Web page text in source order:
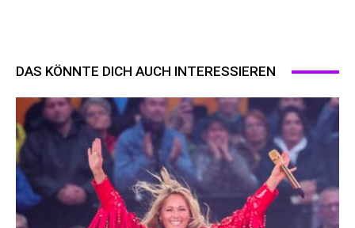
DAS KÖNNTE DICH AUCH INTERESSIEREN